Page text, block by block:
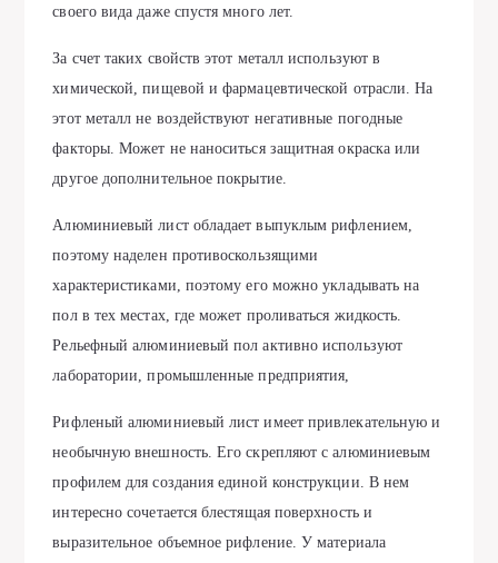
своего вида даже спустя много лет.
За счет таких свойств этот металл используют в
химической, пищевой и фармацевтической отрасли. На
этот металл не воздействуют негативные погодные
факторы. Может не наноситься защитная окраска или
другое дополнительное покрытие.
Алюминиевый лист обладает выпуклым рифлением,
поэтому наделен противоскользящими
характеристиками, поэтому его можно укладывать на
пол в тех местах, где может проливаться жидкость.
Рельефный алюминиевый пол активно используют
лаборатории, промышленные предприятия,
Рифленый алюминиевый лист имеет привлекательную и
необычную внешность. Его скрепляют с алюминиевым
профилем для создания единой конструкции. В нем
интересно сочетается блестящая поверхность и
выразительное объемное рифление. У материала